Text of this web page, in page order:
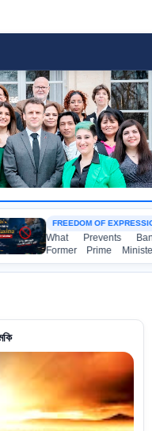
FREEDOM OF EXPRESSION
What Prevents Bangladesh’s
Former Prime Minister Sheikh
Hasina from Speaking to the
Media?